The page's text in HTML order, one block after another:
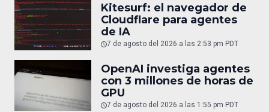
Kitesurf: el navegador de
Cloudflare para agentes
de IA
7 de agosto del 2026 a las 2:53 pm PDT
OpenAI investiga agentes
con 3 millones de horas de
GPU
7 de agosto del 2026 a las 1:55 pm PDT